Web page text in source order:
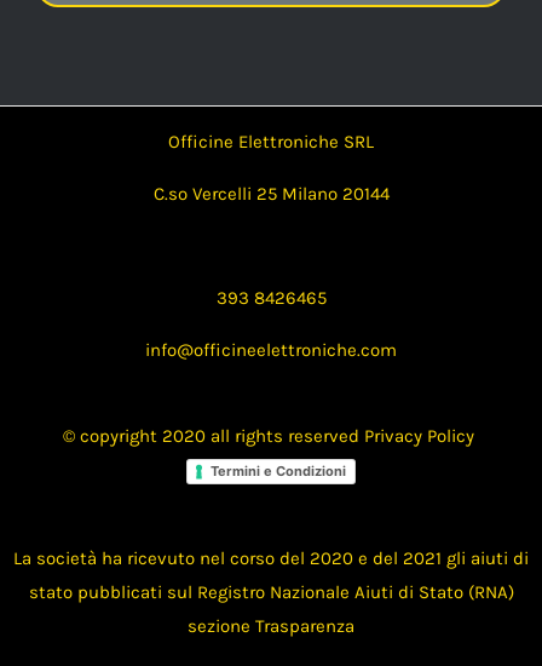
Officine Elettroniche SRL
C.so Vercelli 25 Milano 20144
393 8426465
info@officineelettroniche.com
© copyright 2020 all rights reserved Privacy Policy
Termini e Condizioni
La società ha ricevuto nel corso del 2020 e del 2021 gli aiuti di
stato pubblicati sul Registro Nazionale Aiuti di Stato (RNA)
sezione Trasparenza